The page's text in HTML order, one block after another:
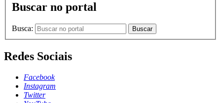
Buscar no portal
Busca: Buscar
Redes Sociais
Facebook
Instagram
Twitter